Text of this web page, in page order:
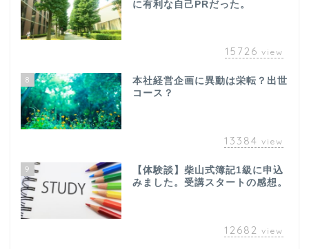
に有利な自己PRだった。
15726 view
8
本社経営企画に異動は栄転？出世
コース？
13384 view
9
【体験談】柴山式簿記1級に申込
みました。受講スタートの感想。
12682 view